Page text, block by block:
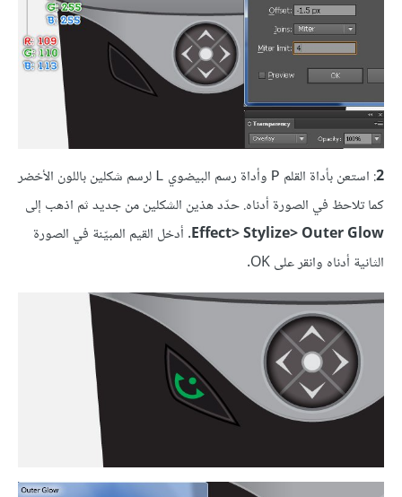
2: استعن بأداة القلم P وأداة رسم البيضوي L لرسم شكلين باللون الأخضر
كما تلاحظ في الصورة أدناه. حدّد هذين الشكلين من جديد ثم اذهب إلى
Effect> Stylize> Outer Glow. أدخل القيم المبيّنة في الصورة
الثانية أدناه وانقر على OK.